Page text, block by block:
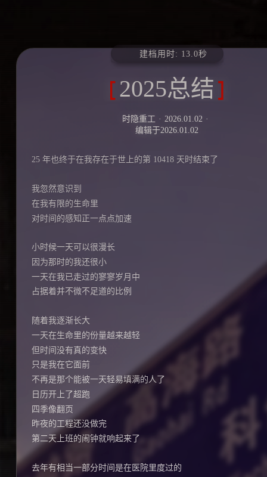
2025总结
时隐重工
2026.01.02
编辑于2026.01.02
25 年也终于在我存在于世上的第 10418 天时结束了
我忽然意识到
在我有限的生命里
对时间的感知正一点点加速
小时候一天可以很漫长
因为那时的我还很小
一天在我已走过的寥寥岁月中
占据着并不微不足道的比例
随着我逐渐长大
一天在生命里的份量越来越轻
但时间没有真的变快
只是我在它面前
不再是那个能被一天轻易填满的人了
日历开上了超跑
四季像翻页
昨夜的工程还没做完
第二天上班的闹钟就响起来了
去年有相当一部分时间是在医院里度过的
建档用时: 13.0秒